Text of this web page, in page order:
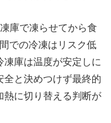
庫で凍らせてから食
での冷凍はリスク低
庫は温度が安定しに
全と決めつけず最終的
熱に切り替える判断が